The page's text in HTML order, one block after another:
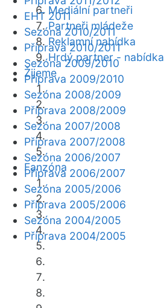
Mediální partneři
Partneři mládeže
Reklamní nabídka
Hrdý partner - nabídka
Žijeme
Fanzóna
EHT 2011
Sezóna 2010/2011
Příprava 2010/2011
Sezóna 2009/2010
Příprava 2009/2010
Sezóna 2008/2009
Příprava 2008/2009
Sezóna 2007/2008
Příprava 2007/2008
Sezóna 2006/2007
Příprava 2006/2007
Sezóna 2005/2006
Příprava 2005/2006
Sezóna 2004/2005
Příprava 2004/2005